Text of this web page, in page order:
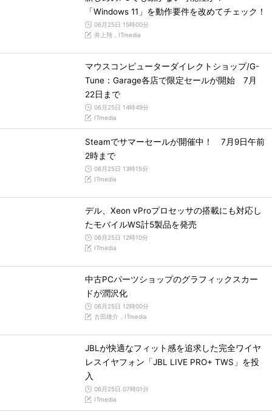
「Windows 11」を動作要件を改めてチェック！
06月25日 15時00分
井上翔，ITmedia
マウスコンピューターダイレクトショップ/G-
Tune：Garage各店で限定セールが開始 7月
22日まで
06月25日 14時49分
ITmedia
Steamでサマーセールが開催中！ 7月9日午前
2時まで
06月25日 13時15分
ITmedia
デル、Xeon vProプロセッサの搭載にも対応し
たモバイルWS計5製品を発売
06月25日 12時10分
ITmedia
中古PCパーツショップのグラフィックスカー
ドが潤沢化
06月25日 12時00分
古田雄介，ITmedia
JBLが快適なフィット感を追求した完全ワイヤ
レスイヤフォン「JBL LIVE PRO+ TWS」を投
入
06月25日 07時01分
ITmedia